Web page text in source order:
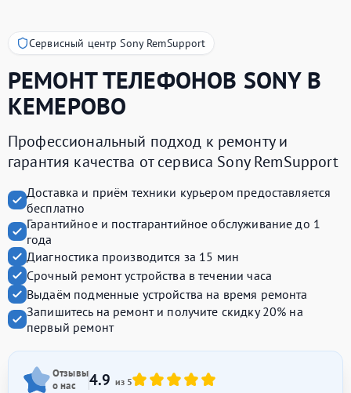
Сервисный центр Sony RemSupport
РЕМОНТ ТЕЛЕФОНОВ SONYВ
КЕМЕРОВО
Профессиональный подход к ремонту и
гарантия качества от сервиса Sony RemSupport
Доставка и приём техники курьером предоставляется
бесплатно
Гарантийное и постгарантийное обслуживание до 1
года
Диагностика производится за 15 мин
Срочный ремонт устройства в течении часа
Выдаём подменные устройства на время ремонта
Запишитесь на ремонт и получите скидку 20% на
первый ремонт
Отзывы
о нас
4.9 из 5